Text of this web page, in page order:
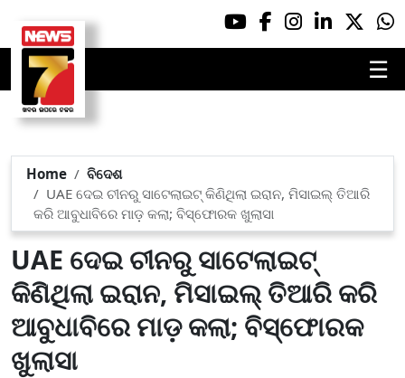
☰
Home
ବିଦେଶ
UAE ଦେଇ ଚୀନରୁ ସାଟେଲାଇଟ୍ କିଣିଥିଲା ଇରାନ, ମିସାଇଲ୍ ତିଆରି
କରି ଆବୁଧାବିରେ ମାଡ଼ କଲା; ବିସ୍ଫୋରକ ଖୁଲାସା
UAE ଦେଇ ଚୀନରୁ ସାଟେଲାଇଟ୍
କିଣିଥିଲା ଇରାନ, ମିସାଇଲ୍ ତିଆରି କରି
ଆବୁଧାବିରେ ମାଡ଼ କଲା; ବିସ୍ଫୋରକ
ଖୁଲାସା